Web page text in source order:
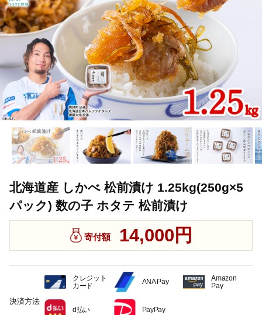
北海道産 しかべ 松前漬け 1.25kg(250g×5
パック) 数の子 ホタテ 松前漬け
寄付額 14,000円
決済方法
クレジット
カード
ANA Pay
Amazon
Pay
d払い PayPay